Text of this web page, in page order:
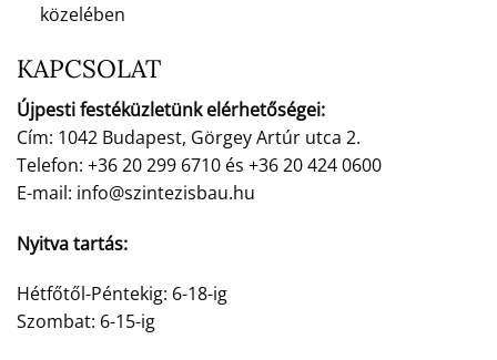
közelében
KAPCSOLAT
Újpesti festéküzletünk elérhetőségei:
Cím: 1042 Budapest, Görgey Artúr utca 2.
Telefon: +36 20 299 6710 és +36 20 424 0600
E-mail: info@szintezisbau.hu
Nyitva tartás:
Hétfőtől-Péntekig: 6-18-ig
Szombat: 6-15-ig